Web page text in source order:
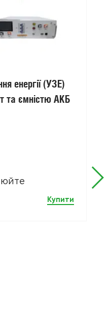
енергії (УЗЕ)
та ємністю АКБ
Купити